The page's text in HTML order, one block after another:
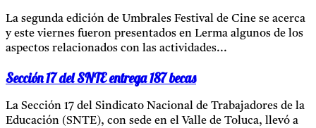
La segunda edición de Umbrales Festival de Cine se acerca
y este viernes fueron presentados en Lerma algunos de los
aspectos relacionados con las actividades...
Sección 17 del SNTE entrega 187 becas
La Sección 17 del Sindicato Nacional de Trabajadores de la
Educación (SNTE), con sede en el Valle de Toluca, llevó a